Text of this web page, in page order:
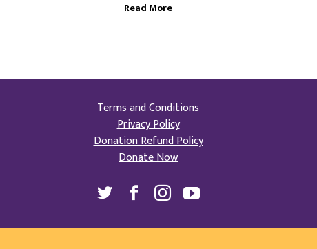
Read More
Terms and Conditions
Privacy Policy
Donation Refund Policy
Donate Now